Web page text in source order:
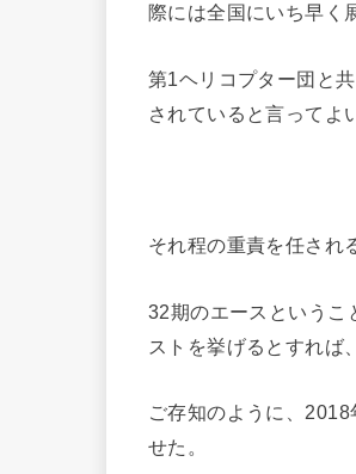
際には全国にいち早く
第1ヘリコプター団と
されていると言ってよ
それ程の重責を任され
32期のエースというこ
ストを挙げるとすれば
ご存知のように、
せた。